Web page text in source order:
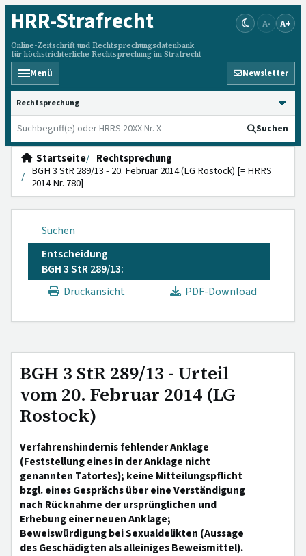
HRR-Strafrecht
Online-Zeitschrift und Rechtsprechungsdatenbank
für höchstrichterliche Rechtsprechung im Strafrecht
A- A+
Menü Newsletter
HRRS durchsuchen
Suchen
Startseite
Rechtsprechung
BGH 3 StR 289/13 - 20. Februar 2014 (LG Rostock) [= HRRS
2014 Nr. 780]
Suchen
Entscheidung
BGH 3 StR 289/13:
Druckansicht
PDF-Download
BGH 3 StR 289/13 - Urteil
vom 20. Februar 2014 (LG
Rostock)
Verfahrenshindernis fehlender Anklage
(Feststellung eines in der Anklage nicht
genannten Tatortes); keine Mitteilungspflicht
bzgl. eines Gesprächs über eine Verständigung
nach Rücknahme der ursprünglichen und
Erhebung einer neuen Anklage;
Beweiswürdigung bei Sexualdelikten (Aussage
des Geschädigten als alleiniges Beweismittel).